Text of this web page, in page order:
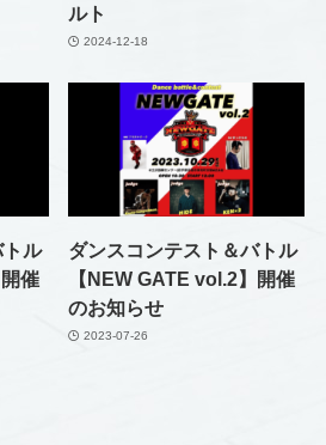
ルト
2024-12-18
ル
催
ダンスコンテスト＆バトル
【NEW GATE vol.2】開催
のお知らせ
2023-07-26